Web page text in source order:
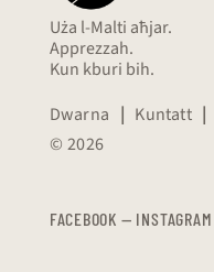
Uża l-Malti aħjar.
Apprezzah.
Kun kburi bih.
Dwarna | Kuntatt |
© 2026
FACEBOOK — INSTAGRAM